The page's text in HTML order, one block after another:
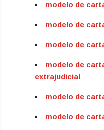
modelo de
modelo de
modelo de
modelo de
extrajudicial
modelo de
modelo de